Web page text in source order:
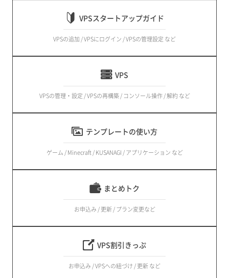
VPSスタートアップガイド
VPSの追加 / VPSにログイン / VPSの管理設定 など
VPS
VPSの管理・設定 / VPSの再構築 / コンソール操作 / 解約 など
テンプレートの使い方
ゲーム / Minecraft / KUSANAGI / アプリケーション など
まとめトク
お申込み / 更新 / プラン変更など
VPS割引きっぷ
お申込み / VPSへの紐づけ / 更新 など